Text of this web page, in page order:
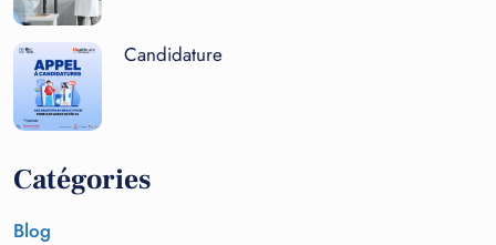
Candidature
Catégories
Blog